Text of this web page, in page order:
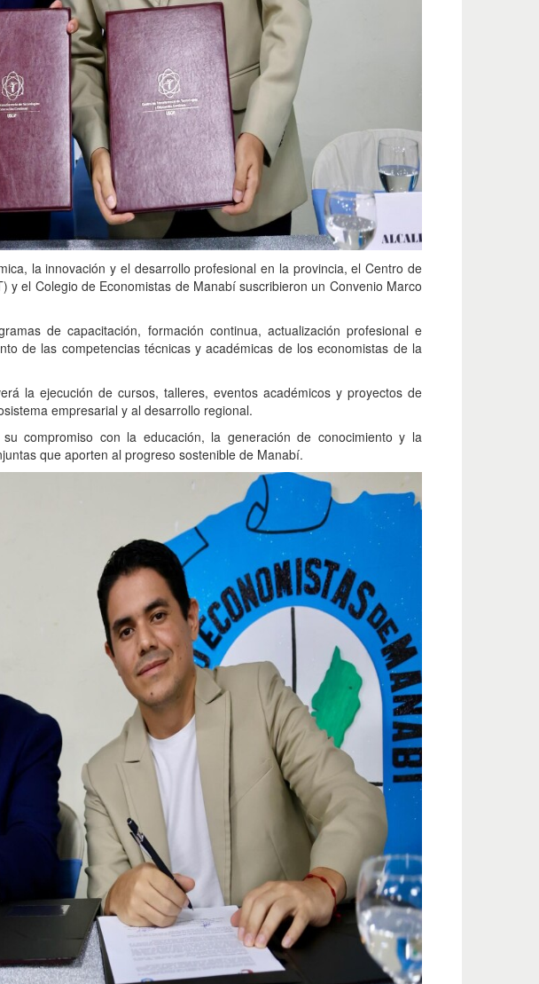
la innovación y el desarrollo profesional en la provincia, el Centro de
y el Colegio de Economistas de Manabí suscribieron un Convenio Marco
de capacitación, formación continua, actualización profesional e
de las competencias técnicas y académicas de los economistas de la
la ejecución de cursos, talleres, eventos académicos y proyectos de
empresarial y al desarrollo regional.
compromiso con la educación, la generación de conocimiento y la
que aporten al progreso sostenible de Manabí.